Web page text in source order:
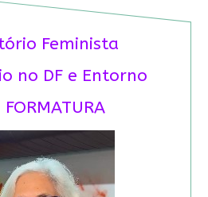
Feminista
no DF e Entorno